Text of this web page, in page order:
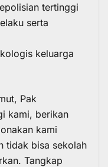
tertinggi
serta
keluarga
Pak
kami, berikan
kami
tidak bisa sekolah
Tangkap